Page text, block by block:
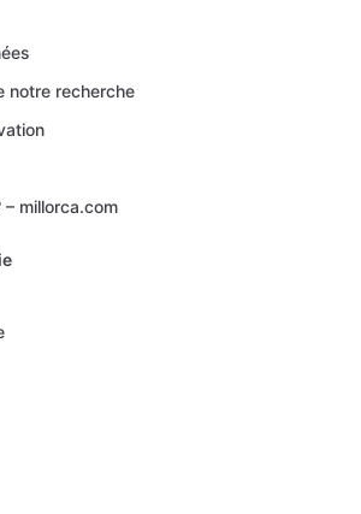
notre recherche
– millorca.com